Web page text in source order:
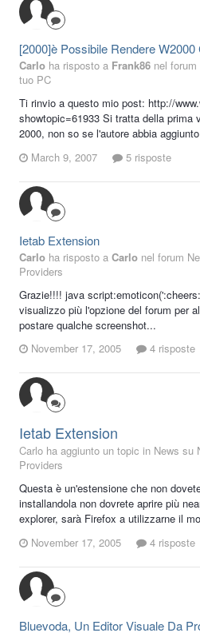
[2000]è Possibile Rendere
Carlo ha risposto a Frank86 nel forum
tuo PC
Ti rinvio a questo mio post: http://
showtopic=61933 Si tratta della prima
2000, non so se l'autore abbia
March 9, 2007
5 risposte
Ietab Extension
Carlo ha risposto a Carlo nel forum
Providers
Grazie!!!! java
visualizzo più l'opzione del forum per
postare qualche screenshot...
November 17, 2005
4 risposte
Ietab Extension
Carlo ha aggiunto un topic in News su
Providers
Questa è un'estensione che non
installandola non dovrete aprire più
explorer, sarà Firefox a utilizzarne il
November 17, 2005
4 risposte
Bluevoda, Un Editor Visuale Da